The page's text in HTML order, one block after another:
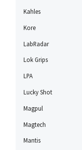
Kahles
Kore
LabRadar
Lok Grips
LPA
Lucky Shot
Magpul
Magtech
Mantis